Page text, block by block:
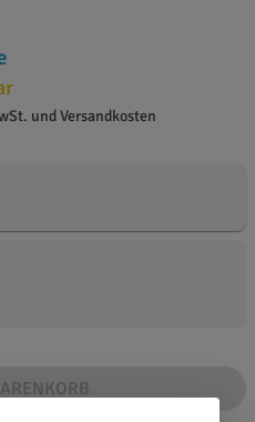
und Versandkosten